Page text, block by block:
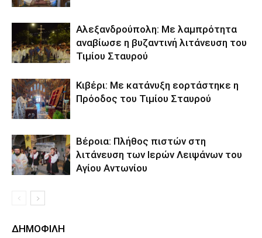
Αλεξανδρούπολη: Με λαμπρότητα
αναβίωσε η βυζαντινή λιτάνευση του
Τιμίου Σταυρού
Κιβέρι: Με κατάνυξη εορτάστηκε η
Πρόοδος του Τιμίου Σταυρού
Βέροια: Πλήθος πιστών στη
λιτάνευση των Ιερών Λειψάνων του
Αγίου Αντωνίου
ΔΗΜΟΦΙΛΗ